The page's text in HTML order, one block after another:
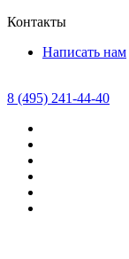
Контакты
Написать нам
8 (495) 241-44-40